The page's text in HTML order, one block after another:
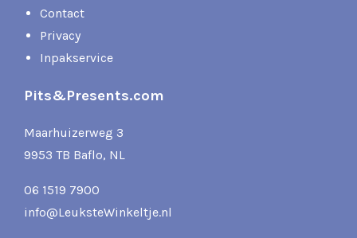
Contact
Privacy
Inpakservice
Pits&Presents.com
Maarhuizerweg 3
9953 TB Baflo, NL
06 1519 7900
info@LeuksteWinkeltje.nl